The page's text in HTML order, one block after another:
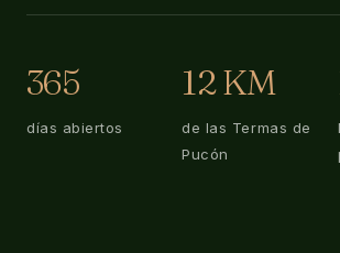
365
días abiertos
12 KM
de las Termas de
Pucón